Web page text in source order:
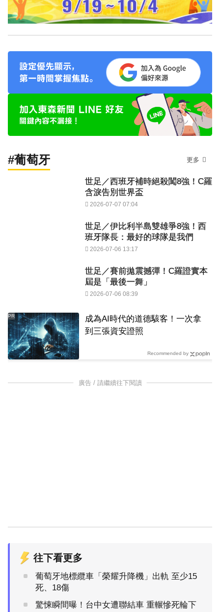
#葡萄牙 更多
世足／西班牙補時絕殺闖8強！C羅
含淚告別世界盃
2026-07-07 07:04
世足／伊比利半島雙雄爭8強！西
班牙隊長：最好的球隊是我們
2026-07-06 13:17
世足／賽前拋震撼彈！C羅證實本
屆是「最後一舞」
2026-07-06 08:39
成為AI時代的道德駭客！一次拿
到三張資安證照
PR
Recommended by
廣告 / 請繼續往下閱讀
往下看更多
葡萄牙地標纜車「榮耀升降機」出軌 至少15
死、18傷
驚悚瞬間曝！台中女遭聯結車 重輾慘死輪下